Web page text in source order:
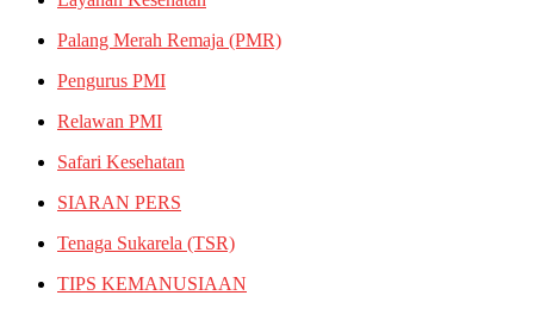
Palang Merah Remaja (PMR)
Pengurus PMI
Relawan PMI
Safari Kesehatan
SIARAN PERS
Tenaga Sukarela (TSR)
TIPS KEMANUSIAAN